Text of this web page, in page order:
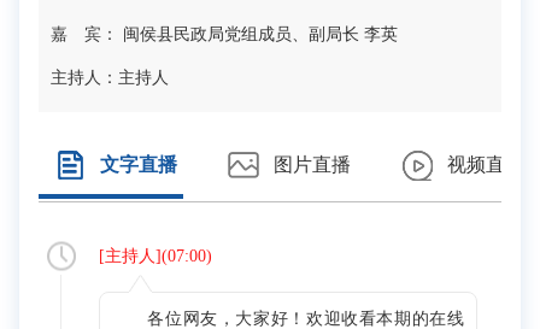
嘉 宾： 闽侯县民政局党组成员、副局长 李英
主持人： 主持人
文字直播 图片直播 视频直播
[主持人 ](07:00)
各位网友，大家好！欢迎收看本期的在线